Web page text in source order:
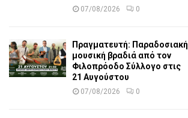
07/08/2026 0
Πραγματευτή: Παραδοσιακή
μουσική βραδιά από τον
Φιλοπρόοδο Σύλλογο στις
21 Αυγούστου
07/08/2026 0